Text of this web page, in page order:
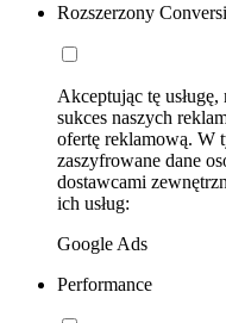
Rozszerzony
Akceptując tę
sukces naszych
ofertę reklamową. W
zaszyfrowane dane
dostawcami
ich usług:
Google Ads
Performance